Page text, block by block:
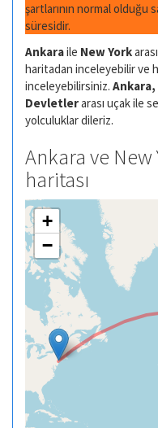
şartlarının normal olduğu
süresidir.
Ankaraile New York
haritadan inceleyebilir ve
inceleyebilirsiniz.
Devletlerarası uçak ile
yolculuklar dileriz.
Ankara ve New
haritası
+
−